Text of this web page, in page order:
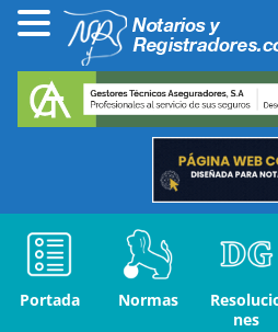
Portada Normas
nes